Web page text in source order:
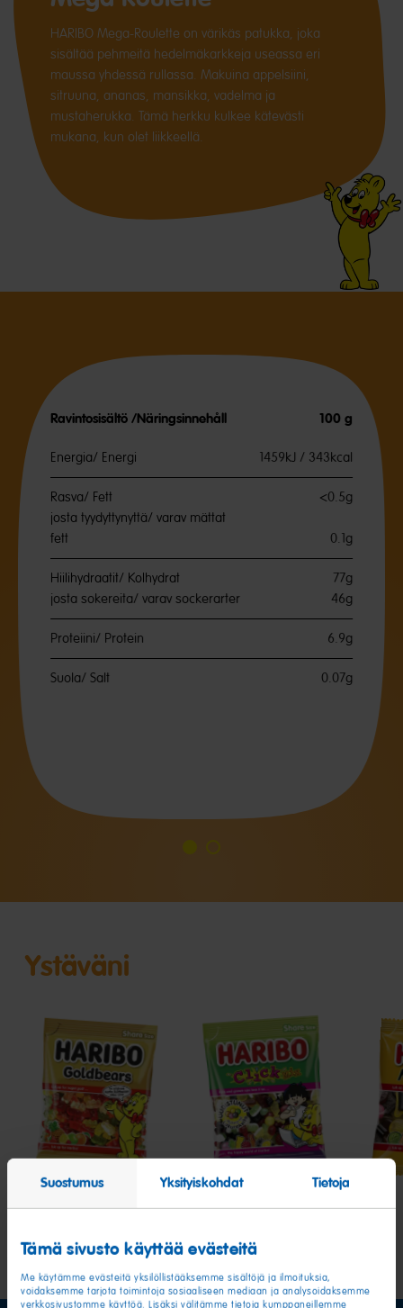
Suostumus Yksityiskohdat Tietoja
Tämä sivusto käyttää evästeitä
Me käytämme evästeitä yksilöllistääksemme sisältöjä ja ilmoituksia,
voidaksemme tarjota toimintoja sosiaaliseen mediaan ja analysoidaksemme
verkkosivustomme käyttöä. Lisäksi välitämme tietoja kumppaneillemme
HARIBO Mega-Roulette on värikäs patukka, joka
sisältää pehmeitä hedelmäkarkkeja useassa eri
maussa yhdessä rullassa. Makuina appelsiini,
sitruuna, ananas, mansikka, vadelma ja
mustaherukka. Tämä herkku kulkee kätevästi
mukana, kun olet liikkeellä.
Ravintosisältö /Näringsinnehåll 100 g
Energia/ Energi 1459kJ / 343kcal
Rasva/ Fett
<0.5g
josta tyydyttynyttä/ varav mättat
fett
0.1g
Hiilihydraatit/ Kolhydrat
77g
josta sokereita/ varav sockerarter
46g
Proteiini/ Protein 6.9g
Suola/ Salt 0.07g
Siirry
Ystäväni
Goldbears
Click
Mix
mix